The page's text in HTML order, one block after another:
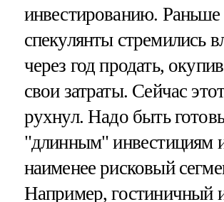
инвестированию. Раньше
спекулянты стремились
через год продать,
свои затраты. Сейчас
рухнул. Надо быть
"длинным" инвестициям
наименее рисковый
Например, гостиничный